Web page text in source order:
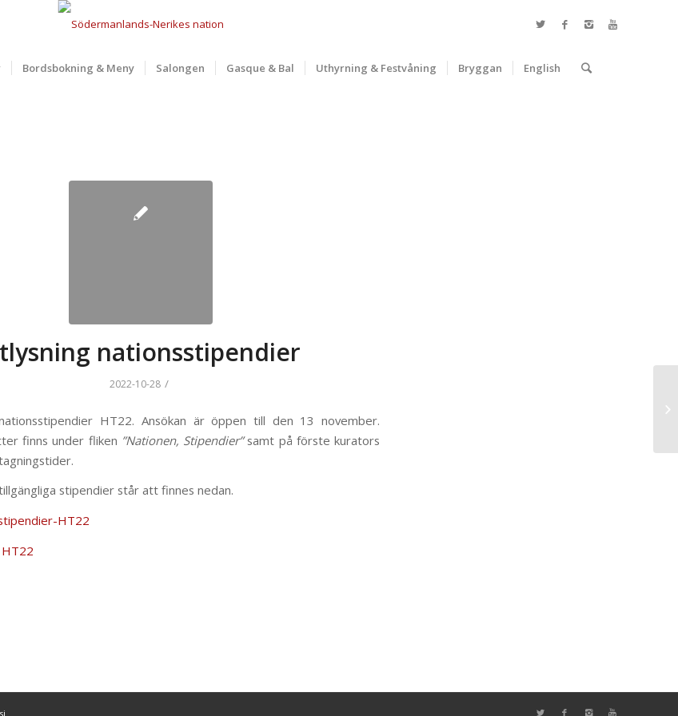
Bordsbokning & Meny Salongen Gasque & Bal Uthyrning & Festvåning Bryggan English
nationsstipendier
2022-10-28 /
HT22. Ansökan är öppen till den 13 november.
finns under fliken ”Nationen, Stipendier”samt på förste kurators
stipendier står att finnes nedan.
HT22